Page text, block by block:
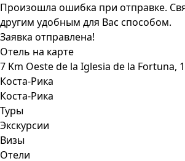
Произошла ошибка при отправке.
другим удобным для Вас способом.
Заявка отправлена!
Отель на карте
7 Km Oeste de la Iglesia de la Fortuna,
Коста-Рика
Коста-Рика
Туры
Экскурсии
Визы
Отели